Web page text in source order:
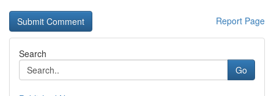
Report Page
Search
Go